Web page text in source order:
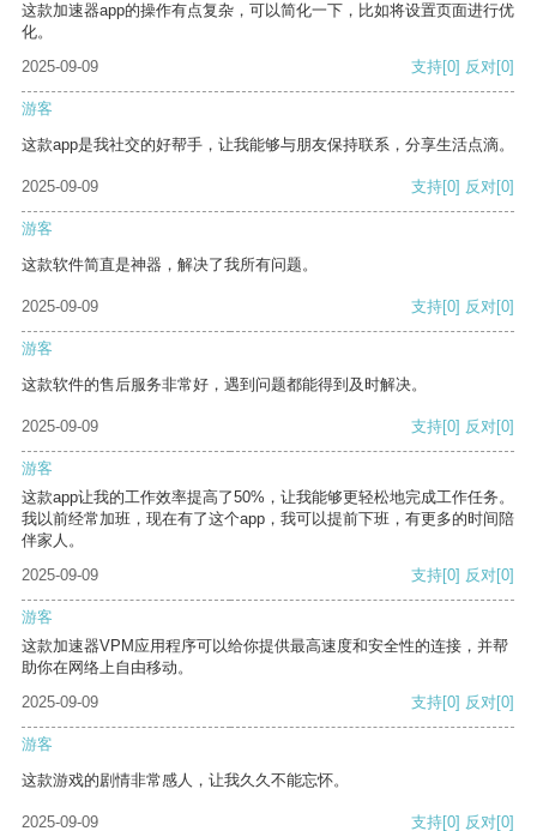
这款加速器app的操作有点复杂，可以简化一下，比如将设置页面进行优
化。
2025-09-09
支持[0] 反对[0]
游客
这款app是我社交的好帮手，让我能够与朋友保持联系，分享生活点滴。
2025-09-09 支持[0] 反对[0]
游客
这款软件简直是神器，解决了我所有问题。
2025-09-09 支持[0] 反对[0]
游客
这款软件的售后服务非常好，遇到问题都能得到及时解决。
2025-09-09 支持[0] 反对[0]
游客
这款app让我的工作效率提高了50%，让我能够更轻松地完成工作任务。
我以前经常加班，现在有了这个app，我可以提前下班，有更多的时间陪
伴家人。
2025-09-09
支持[0] 反对[0]
游客
这款加速器VPM应用程序可以给你提供最高速度和安全性的连接，并帮
助你在网络上自由移动。
2025-09-09
支持[0] 反对[0]
游客
这款游戏的剧情非常感人，让我久久不能忘怀。
2025-09-09 支持[0] 反对[0]